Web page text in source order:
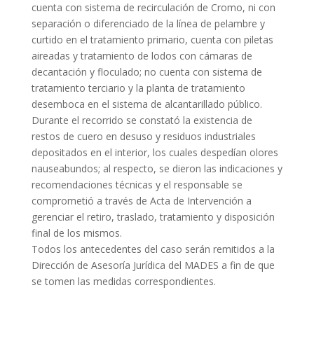
cuenta con sistema de recirculación de Cromo, ni con
separación o diferenciado de la línea de pelambre y
curtido en el tratamiento primario, cuenta con piletas
aireadas y tratamiento de lodos con cámaras de
decantación y floculado; no cuenta con sistema de
tratamiento terciario y la planta de tratamiento
desemboca en el sistema de alcantarillado público.
Durante el recorrido se constató la existencia de
restos de cuero en desuso y residuos industriales
depositados en el interior, los cuales despedían olores
nauseabundos; al respecto, se dieron las indicaciones y
recomendaciones técnicas y el responsable se
comprometió a través de Acta de Intervención a
gerenciar el retiro, traslado, tratamiento y disposición
final de los mismos.
Todos los antecedentes del caso serán remitidos a la
Dirección de Asesoría Jurídica del MADES a fin de que
se tomen las medidas correspondientes.